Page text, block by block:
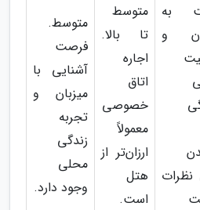
به
و
نظرات
متوسط
تا بالا.
اجاره
اتاق
خصوصی
معمولاً
ارزان‌تر از
هتل
است.
متوسط.
فرصت
آشنایی با
میزبان و
تجربه
زندگی
محلی
وجود دارد.